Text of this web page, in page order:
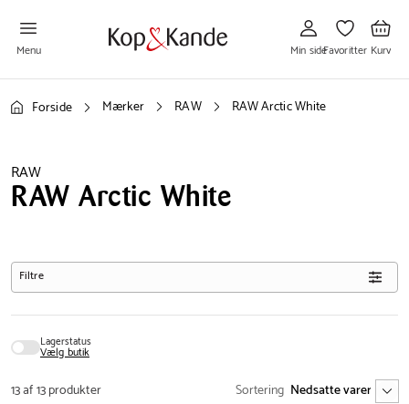
Menu
til
Min
side
Min side
til
Favoritter
Favoritter
til
Kurv
Kurv
Forside Mærker RAW RAW Arctic White
RAW
RAW Arctic White
Filtre
Lagerstatus
Vælg butik
13 af 13 produkter Sortering